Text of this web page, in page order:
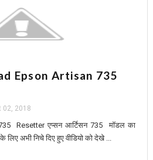
Epson Artisan 735
02, 2018
Resetter एप्सन आर्टिसन 735 मॉडल का
अभी निचे दिए हुए वीडियो को देखे ...